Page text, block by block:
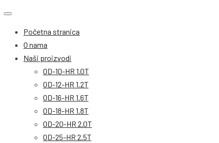
Početna stranica
O nama
Naši proizvodi
OD-10-HR 1.0T
OD-12-HR 1.2T
OD-16-HR 1.6T
OD-18-HR 1.8T
OD-20-HR 2.0T
OD-25-HR 2.5T